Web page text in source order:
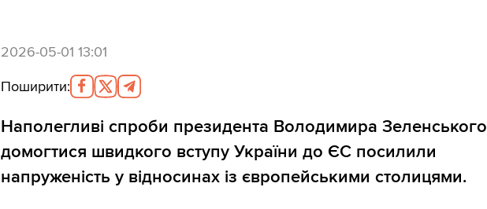
2026-05-01 13:01
Поширити:
Наполегливі спроби президента Володимира Зеленського
домогтися швидкого вступу України до ЄС посилили
напруженість у відносинах із європейськими столицями.